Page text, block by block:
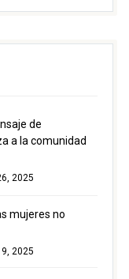
de
a la comunidad
2025
mujeres no
2025